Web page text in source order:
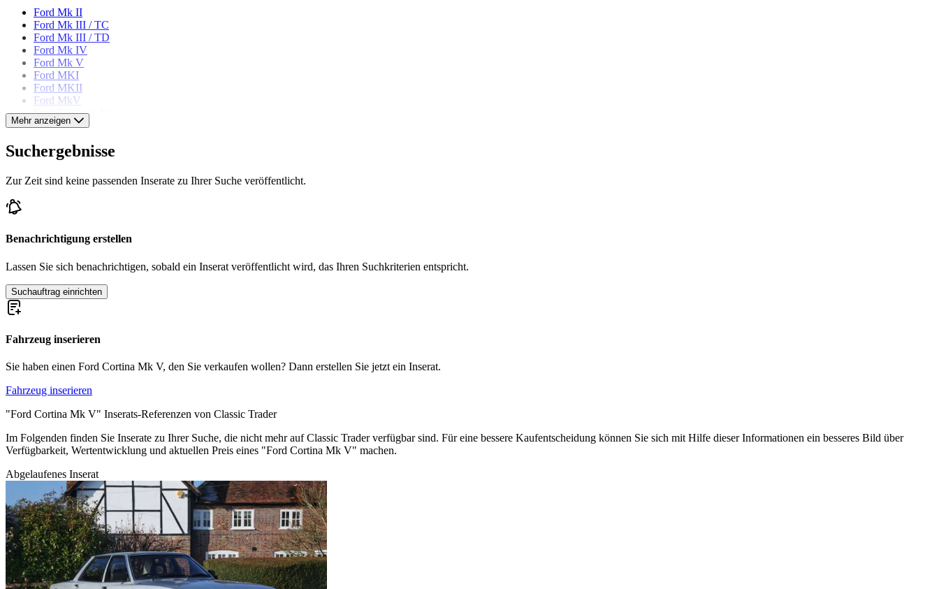
Ford Mk II
Ford Mk III / TC
Ford Mk III / TD
Ford Mk IV
Ford Mk V
Ford MKI
Ford MKII
Ford MkV
Ford TC Serie V
Ford Modelle
Ford Escort
Ford Modell A
Ford Modell T
Ford Mustang
Ford Sierra
Ford Taunus
Ford Thunderbird
Mehr anzeigen
Suchergebnisse
Zur Zeit sind keine passenden Inserate zu Ihrer Suche veröffentlicht.
Benachrichtigung erstellen
Lassen Sie sich benachrichtigen, sobald ein Inserat veröffentlicht wird, das Ihren Suchkriterien entspricht.
Suchauftrag einrichten
Fahrzeug inserieren
Sie haben einen Ford Cortina Mk V, den Sie verkaufen wollen? Dann erstellen Sie jetzt ein Inserat.
Fahrzeug inserieren
"Ford Cortina Mk V" Inserats-Referenzen von Classic Trader
Im Folgenden finden Sie Inserate zu Ihrer Suche, die nicht mehr auf Classic Trader verfügbar sind. Für eine bessere Kaufentscheidung können Sie sich mit Hilfe dieser Informationen ein besseres Bild über
Verfügbarkeit, Wertentwicklung und aktuellen Preis eines "Ford Cortina Mk V" machen.
Abgelaufenes Inserat